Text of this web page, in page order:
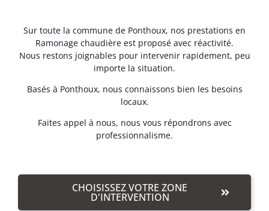
Sur toute la commune de Ponthoux, nos prestations en
Ramonage chaudière est proposé avec réactivité.
Nous restons joignables pour intervenir rapidement, peu
importe la situation.
Basés à Ponthoux, nous connaissons bien les besoins
locaux.
Faites appel à nous, nous vous répondrons avec
professionnalisme.
CHOISISSEZ VOTRE ZONE
D'INTERVENTION